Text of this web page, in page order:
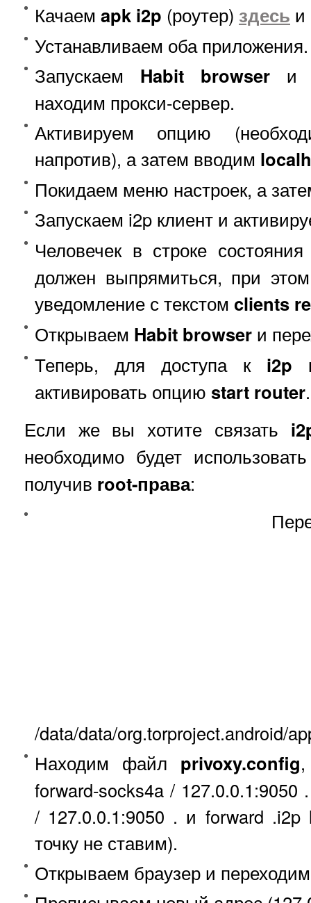
Качаем apk i2p (роутер) здесь и
Устанавливаем оба приложения.
Запускаем Habit browser и
находим прокси-сервер.
Активируем опцию
напротив), а затем вводим
Покидаем меню настроек, а
Запускаем i2p клиент и
Человечек в строке
должен выпрямиться, при
уведомление с текстом clients
Открываем Habit browser и
Теперь, для доступа к i2p
активировать опцию start router.
Если же вы хотите связать
необходимо будет
получив root-права:
/data/data/org.torproject.android/
Находим файл privoxy.config
forward-socks4a / 127.0.0.1:9050
/ 127.0.0.1:9050 . и forward .i2p
точку не ставим).
Открываем браузер и